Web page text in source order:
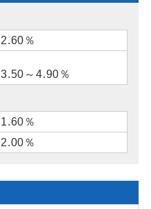
2.60％
3.50～4.90％
1.60％
2.00％